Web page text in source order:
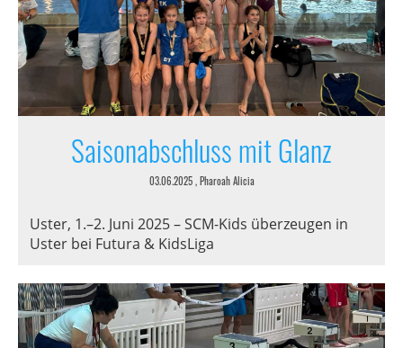
Saisonabschluss mit Glanz
03.06.2025, Pharoah Alicia
Uster, 1.–2. Juni 2025 – SCM-Kids überzeugen in
Uster bei Futura & KidsLiga